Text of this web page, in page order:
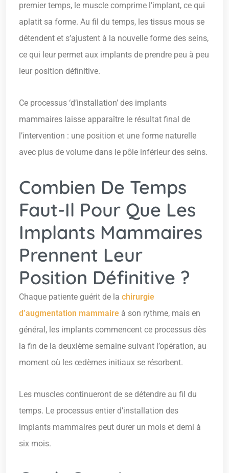
premier temps, le muscle comprime l’implant, ce qui
aplatit sa forme. Au fil du temps, les tissus mous se
détendent et s’ajustent à la nouvelle forme des seins,
ce qui leur permet aux implants de prendre peu à peu
leur position définitive.
Ce processus ‘d’installation’ des implants
mammaires laisse apparaître le résultat final de
l’intervention : une position et une forme naturelle
avec plus de volume dans le pôle inférieur des seins.
Combien De Temps
Faut-Il Pour Que Les
Implants Mammaires
Prennent Leur
Position Définitive ?
Chaque patiente guérit de la chirurgie
d’augmentation mammaire à son rythme, mais en
général, les implants commencent ce processus dès
la fin de la deuxième semaine suivant l’opération, au
moment où les œdèmes initiaux se résorbent.
Les muscles continueront de se détendre au fil du
temps. Le processus entier d’installation des
implants mammaires peut durer un mois et demi à
six mois.